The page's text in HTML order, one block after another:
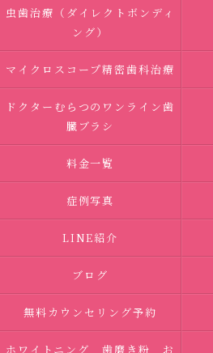
虫歯治療（ダイレクトボンディ
ング）
マイクロスコープ精密歯科治療
ドクターむらつのワンライン歯
臓ブラシ
料金一覧
症例写真
LINE紹介
ブログ
無料カウンセリング予約
ホワイトニング 歯磨き粉 お